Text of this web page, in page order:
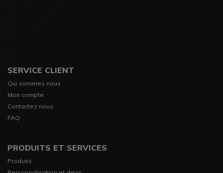
SERVICE CLIENT
Qui sommes nous
Mon compte
Contactez nous
FAQ
PRODUITS ET SERVICES
Produits